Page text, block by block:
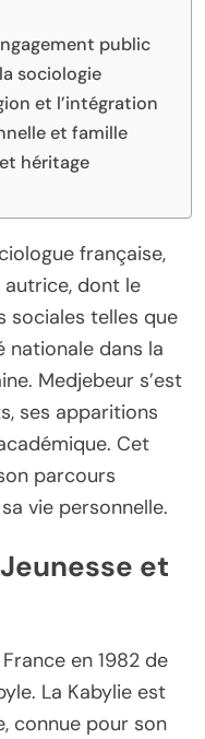
public
sociologie
et l’intégration
et famille
héritage
française,
dont le
sociales telles que
nationale dans la
Medjebeur s’est
ses apparitions
Cet
parcours
vie personnelle.
et
en 1982 de
La Kabylie est
connue pour son